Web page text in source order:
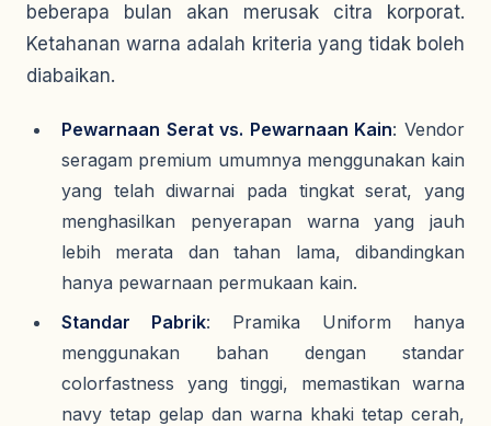
beberapa bulan akan merusak citra korporat.
Ketahanan warna adalah kriteria yang tidak boleh
diabaikan.
Pewarnaan Serat vs. Pewarnaan Kain: Vendor
seragam premium umumnya menggunakan kain
yang telah diwarnai pada tingkat serat, yang
menghasilkan penyerapan warna yang jauh
lebih merata dan tahan lama, dibandingkan
hanya pewarnaan permukaan kain.
Standar Pabrik: Pramika Uniform hanya
menggunakan bahan dengan standar
colorfastness yang tinggi, memastikan warna
navy tetap gelap dan warna khaki tetap cerah,